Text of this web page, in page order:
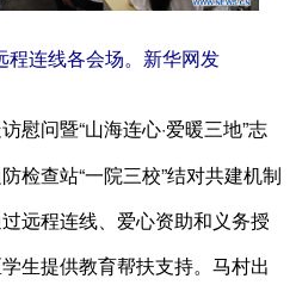
程连线各会场。新华网发
慰问暨“山海连心·爱暖三地”志
检查站“一院三校”结对共建机制
远程连线、爱心资助和义务授
生提供教育帮扶支持。马村出